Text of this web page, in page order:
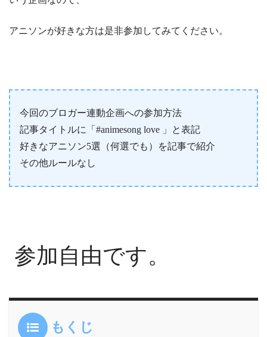
アニソンが好きな方は是非参加してみてください。
今回のブロガー連動企画への参加方法
記事タイトルに「#animesong love 」と表記
好きなアニソン5選（何選でも）を記事で紹介
その他ルールなし
参加自由です。
もくじ